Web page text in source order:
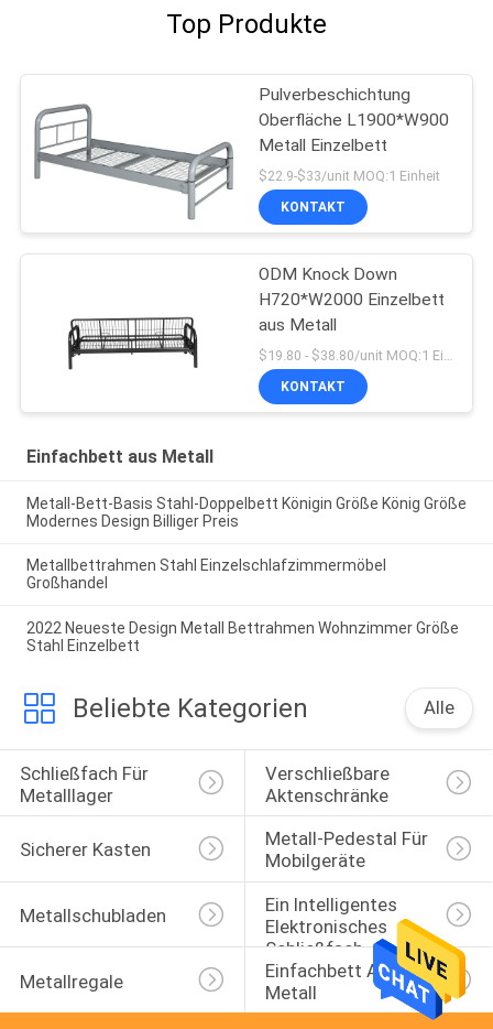
Top Produkte
Pulverbeschichtung
Oberfläche L1900*W900
Metall Einzelbett
$22.9-$33/unit MOQ:1 Einheit
KONTAKT
ODM Knock Down
H720*W2000 Einzelbett
aus Metall
KONTAKT
Einfachbett aus Metall
Metall-Bett-Basis Stahl-Doppelbett Königin Größe König Größe
Modernes Design Billiger Preis
Metallbettrahmen Stahl Einzelschlafzimmermöbel
Großhandel
2022 Neueste Design Metall Bettrahmen Wohnzimmer Größe
Stahl Einzelbett
Beliebte Kategorien Alle
Schließfach Für
Metalllager
Verschließbare
Aktenschränke
Sicherer Kasten
Metall-Pedestal Für
Mobilgeräte
Metallschubladen
Ein Intelligentes
Elektronisches
Schließfach
Metallregale
Einfachbett Aus
Metall